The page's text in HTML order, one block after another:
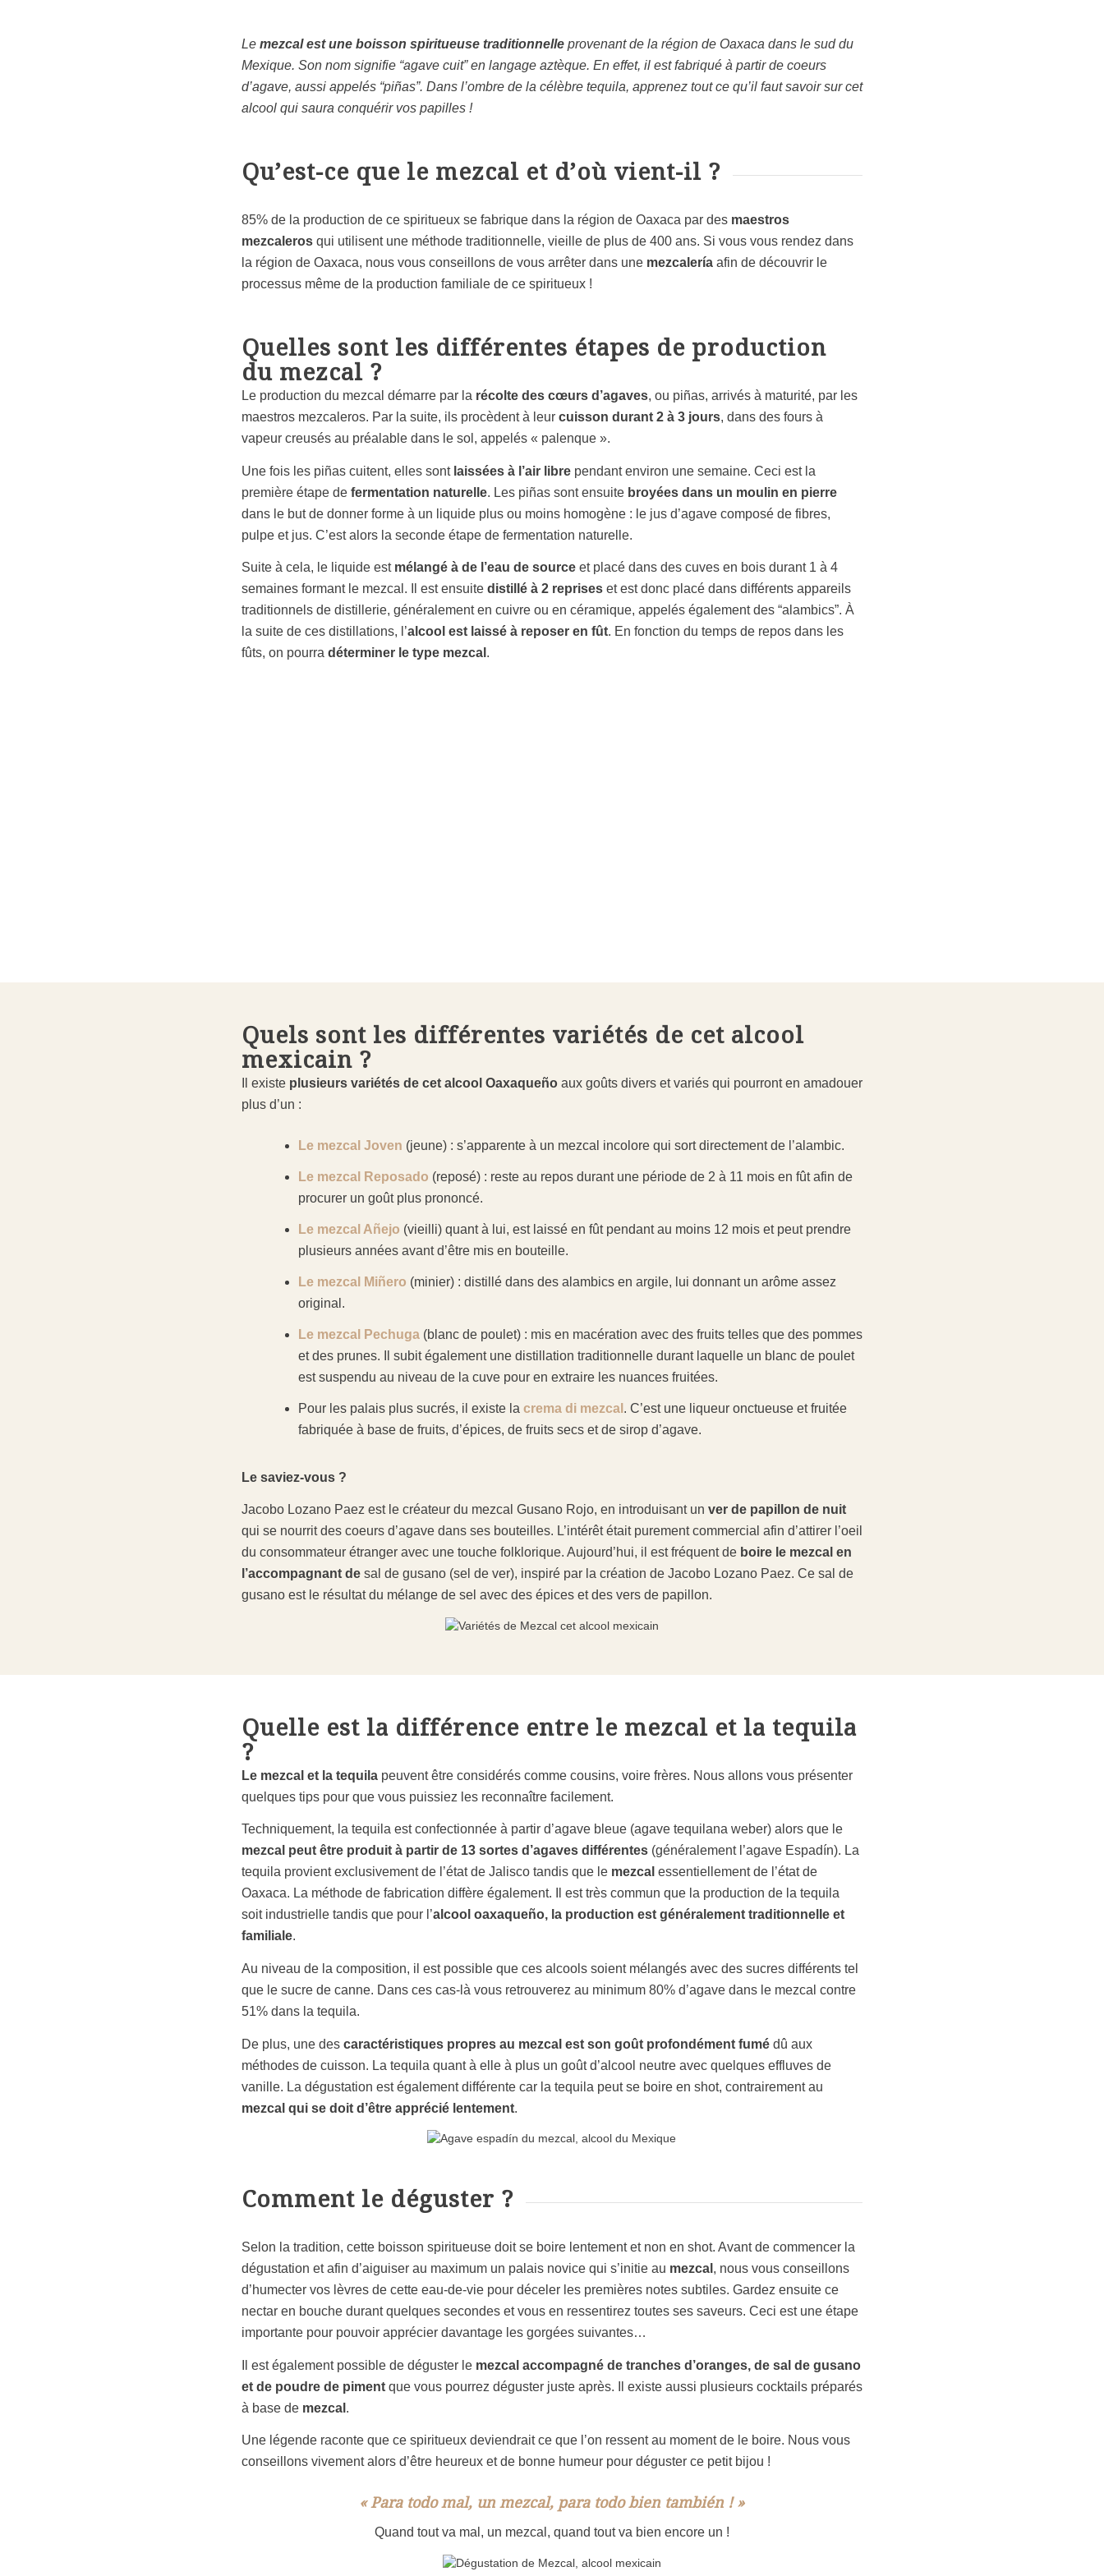
Le mezcal est une boisson spiritueuse traditionnelleprovenant de la région de Oaxaca dans le sud du
Mexique. Son nom signifie “agave cuit” en langage aztèque. En effet, il est fabriqué à partir de coeurs
d’agave, aussi appelés “piñas”. Dans l’ombre de la célèbre tequila, apprenez tout ce qu’il faut savoir sur cet
alcool qui saura conquérir vos papilles !
Qu’est-ce que le mezcal et d’où vient-il ?
85% de la production de ce spiritueux se fabrique dans la région de Oaxaca par des maestros
mezcalerosqui utilisent une méthode traditionnelle, vieille de plus de 400 ans. Si vous vous rendez dans
la région de Oaxaca, nous vous conseillons de vous arrêter dans une mezcaleríaafin de découvrir le
processus même de la production familiale de ce spiritueux !
Quelles sont les différentes étapes de production
du mezcal ?
Le production du mezcal démarre par la récolte des cœurs d’agaves, ou piñas, arrivés à maturité, par les
maestros mezcaleros. Par la suite, ils procèdent à leur cuisson durant 2 à 3 jours, dans des fours à
vapeur creusés au préalable dans le sol, appelés « palenque ».
Une fois les piñas cuitent, elles sont laissées à l’air librependant environ une semaine. Ceci est la
première étape de fermentation naturelle. Les piñas sont ensuite broyées dans un moulin en pierre
dans le but de donner forme à un liquide plus ou moins homogène : le jus d’agave composé de fibres,
pulpe et jus. C’est alors la seconde étape de fermentation naturelle.
Suite à cela, le liquide est mélangé à de l’eau de sourceet placédans des cuves en bois durant 1 à 4
semaines formant le mezcal. Il est ensuite distillé à 2 repriseset est donc placé dans différents appareils
traditionnels de distillerie, généralement en cuivre ou en céramique, appelés également des “alambics”. À
la suite de ces distillations, l’alcool est laissé à reposer en fût. En fonction du temps de repos dans les
fûts, on pourra déterminer le type mezcal .
Quels sont les différentes variétés de cet alcool
mexicain ?
Il existe plusieurs variétés de cet alcool Oaxaqueño aux goûts divers et variés qui pourront en amadouer
plus d’un :
Le mezcal Joven (jeune) : s’apparente à un mezcal incolore qui sort directement de l’alambic.
Le mezcal Reposado (reposé) : reste au repos durant une période de 2 à 11 mois en fût afin de
procurer un goût plus prononcé.
Le mezcal Añejo (vieilli) quant à lui, est laissé en fût pendant au moins 12 mois et peut prendre
plusieurs années avant d’être mis en bouteille.
Le mezcal Miñero (minier) : distillé dans des alambics en argile, lui donnant un arôme assez
original.
Le mezcal Pechuga(blanc de poulet) : mis en macération avec des fruits telles que des pommes
et des prunes. Il subit également une distillation traditionnelle durant laquelle un blanc de poulet
est suspendu au niveau de la cuve pour en extraire les nuances fruitées.
Pour les palais plus sucrés, il existe la crema di mezcal . C’est une liqueur onctueuse et fruitée
fabriquée à base de fruits, d’épices, de fruits secs et de sirop d’agave.
Le saviez-vous ?
Jacobo Lozano Paez est le créateur du mezcal Gusano Rojo, en introduisant un ver de papillon de nuit
qui se nourrit des coeurs d’agave dans ses bouteilles. L’intérêt était purement commercial afin d’attirer l’oeil
du consommateur étranger avec une touche folklorique. Aujourd’hui, il est fréquent de boire le mezcal en
l’accompagnant de sal de gusano(sel de ver), inspiré par la création de Jacobo Lozano Paez. Ce sal de
gusano est le résultat du mélange de sel avec des épices et des vers de papillon.
Quelle est la différence entre le mezcal et la tequila
?
Le mezcal et la tequilapeuvent être considérés comme cousins, voire frères. Nous allons vous présenter
quelques tips pour que vous puissiez les reconnaître facilement.
Techniquement, la tequila est confectionnée à partir d’agave bleue (agave tequilana weber) alors que le
mezcal peut être produit à partir de 13 sortes d’agaves différentes(généralement l’agave Espadín). La
tequila provient exclusivement de l’état de Jalisco tandis que le mezcal essentiellement de l’état de
Oaxaca. La méthode de fabrication diffère également. Il est très commun que la production de la tequila
soit industrielle tandis que pour l’alcool oaxaqueño, la production est généralement traditionnelle et
familiale.
Au niveau de la composition, il est possible que ces alcools soient mélangés avec des sucres différents tel
que le sucre de canne. Dans ces cas-là vous retrouverez au minimum 80% d’agave dans le mezcal contre
51% dans la tequila.
De plus, une des caractéristiques propres au mezcal est son goût profondément fumédû aux
méthodes de cuisson. La tequila quant à elle à plus un goût d’alcool neutre avec quelques effluves de
vanille. La dégustation est également différente car la tequila peut se boire en shot, contrairement au
mezcal qui se doit d’être apprécié lentement.
Comment le déguster ?
Selon la tradition, cette boisson spiritueuse doit se boire lentement et non en shot. Avant de commencer la
dégustation et afin d’aiguiser au maximum un palais novice qui s’initie au mezcal , nous vous conseillons
d’humecter vos lèvres de cette eau-de-vie pour déceler les premières notes subtiles. Gardez ensuite ce
nectar en bouche durant quelques secondes et vous en ressentirez toutes ses saveurs. Ceci est une étape
importante pour pouvoir apprécier davantage les gorgées suivantes…
Il est également possible de déguster le mezcal accompagné de tranches d’oranges, de sal de gusano
et de poudre de pimentque vous pourrez déguster juste après. Il existe aussi plusieurs cocktails préparés
à base de mezcal .
Une légende raconte que ce spiritueux deviendrait ce que l’on ressent au moment de le boire. Nous vous
conseillons vivement alors d’être heureux et de bonne humeur pour déguster ce petit bijou !
« Para todo mal, un mezcal, para todo bien también ! »
Quand tout va mal, un mezcal, quand tout va bien encore un !